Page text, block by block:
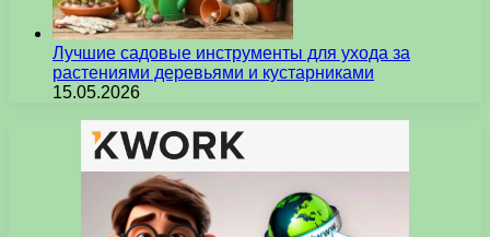
Лучшие садовые инструменты для ухода за
растениями деревьями и кустарниками
15.05.2026